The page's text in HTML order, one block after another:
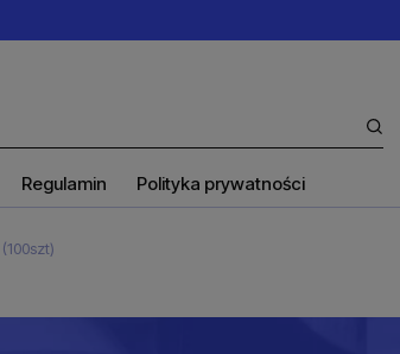
Regulamin Polityka prywatności